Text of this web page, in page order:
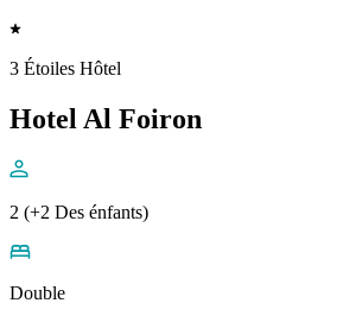
3 Étoiles Hôtel
Hotel Al Foiron
2 (+2 Des énfants)
Double